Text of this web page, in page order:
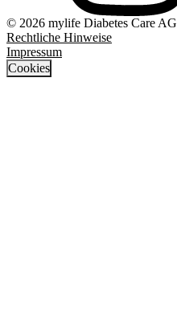
© 2026 mylife Diabetes Care AG
Rechtliche Hinweise
Impressum
Cookies